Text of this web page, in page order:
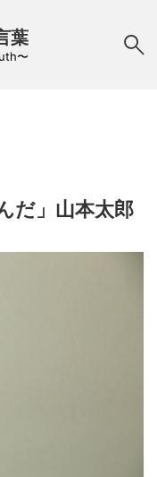
葉
〜
だ」山本太郎